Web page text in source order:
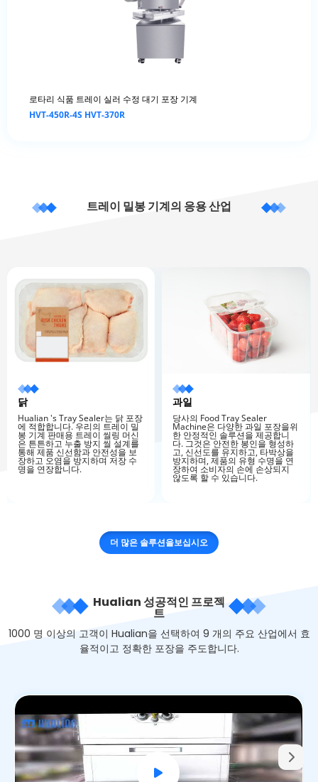
로타리 식품 트레이 실러 수정 대기 포장 기계
HVT-450R-4S HVT-370R
트레이 밀봉 기계의 응용 산업
닭
Hualian 's Tray Sealer는 닭 포장
에 적합합니다. 우리의 트레이 밀
봉 기계 판매용 트레이 씰링 머신
은 튼튼하고 누출 방지 씰 설계를
통해 제품 신선함과 안전성을 보
장하고 오염을 방지하며 저장 수
명을 연장합니다.
과일
당사의 Food Tray Sealer
Machine은 다양한 과일 포장을위
한 안정적인 솔루션을 제공합니
다. 그것은 안전한 봉인을 형성하
고, 신선도를 유지하고, 타박상을
방지하며, 제품의 유형 수명을 연
장하여 소비자의 손에 손상되지
않도록 할 수 있습니다.
더 많은 솔루션을보십시오
Hualian 성공적인 프로젝
트
1000 명 이상의 고객이 Hualian을 선택하여 9 개의 주요 산업에서 효
율적이고 정확한 포장을 주도합니다.